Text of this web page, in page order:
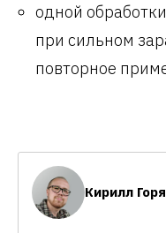
одной
при сильном
повторное
Кирилл